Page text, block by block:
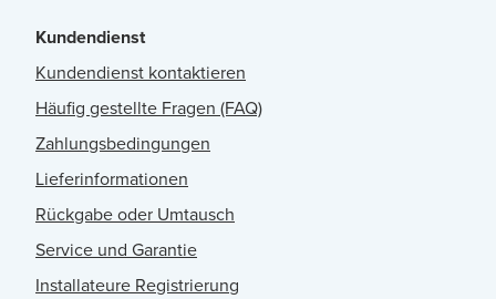
Kundendienst
Kundendienst kontaktieren
Häufig gestellte Fragen (FAQ)
Zahlungsbedingungen
Lieferinformationen
Rückgabe oder Umtausch
Service und Garantie
Installateure Registrierung